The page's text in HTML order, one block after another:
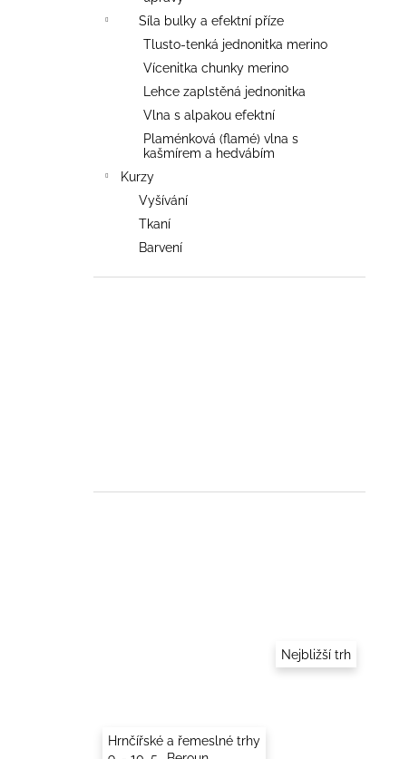
Síla bulky a efektní příze
Tlusto-tenká jednonitka merino
Vícenitka chunky merino
Lehce zaplstěná jednonitka
Vlna s alpakou efektní
Plaménková (flamé) vlna s
kašmírem a hedvábím
Kurzy
Vyšívání
Tkaní
Barvení
Hrnčířské a řemeslné trhy
Nejbližší trh